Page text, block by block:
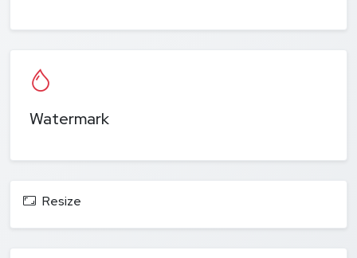
Watermark
Resize